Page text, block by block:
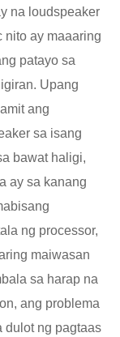
na loudspeaker
nito ay maaaring
patayo sa
Upang
ang
sa isang
bawat haligi,
ay sa kanang
ng processor,
maiwasan
sa harap na
ang problema
dulot ng pagtaas